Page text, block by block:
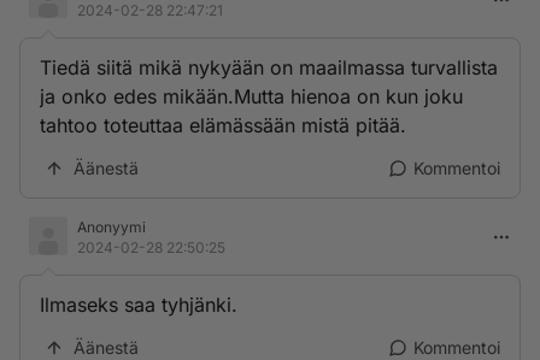
2024-02-28 22:47:21
Tiedä siitä mikä nykyään on maailmassa turvallista
ja onko edes mikään.Mutta hienoa on kun joku
tahtoo toteuttaa elämässään mistä pitää.
Äänestä Kommentoi
Anonyymi
2024-02-28 22:50:25
Ilmaseks saa tyhjänki.
Äänestä Kommentoi